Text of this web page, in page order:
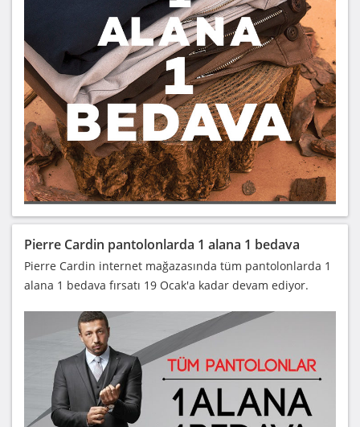
Pierre Cardin pantolonlarda 1 alana 1 bedava
Pierre Cardin internet mağazasında tüm pantolonlarda 1
alana 1 bedava fırsatı 19 Ocak'a kadar devam ediyor.